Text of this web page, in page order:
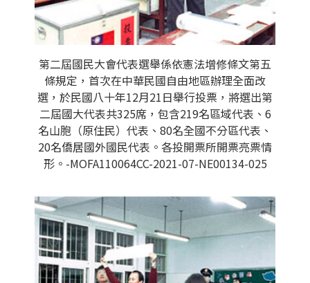
第二屆國民大會代表選舉係依憲法增修條文第五
條規定，首次在中華民國自由地區辦理全面改
選，於民國八十年12月21日舉行投票，將選出第
二屆國大代表共325席，包含219名區域代表、6
名山胞（原住民）代表、80名全國不分區代表、
20名僑居國外國民代表。各投開票所開票亮票情
形。-MOFA110064CC-2021-07-NE00134-025